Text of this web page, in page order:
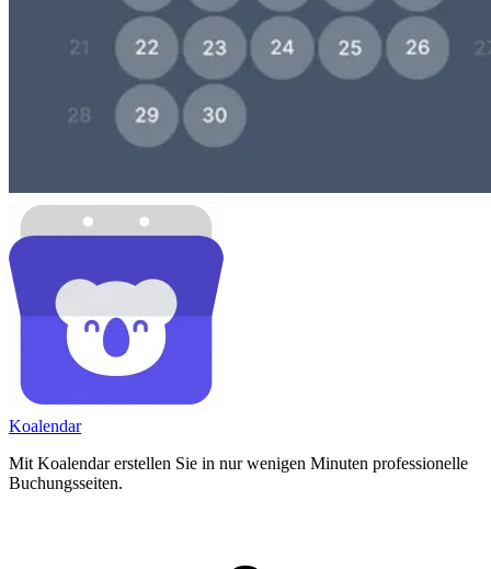
Koalendar
Mit Koalendar erstellen Sie in nur wenigen Minuten professionelle
Buchungsseiten.